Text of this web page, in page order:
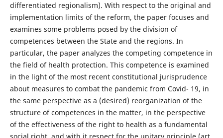
differentiated regionalism). With respect to the original and
implementation limits of the reform, the paper focuses and
examines some problems posed by the division of
competences between the State and the regions. In
particular, the paper analyzes the competing competence in
the field of health protection. This competence is examined
in the light of the most recent constitutional jurisprudence
about measures to combat the pandemic from Covid- 19, in
the same perspective as a (desired) reorganization of the
structure of competences in the matter, in the perspective
of the effectiveness of the right to health as a fundamental